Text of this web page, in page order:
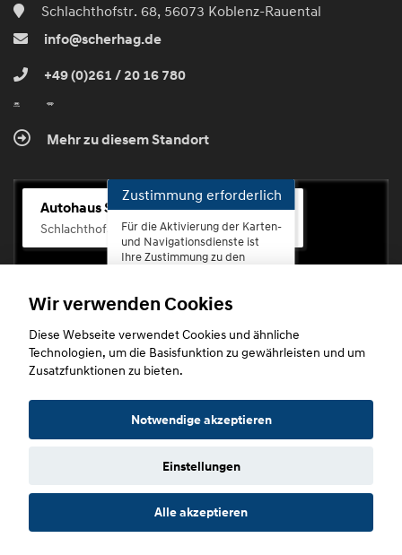
Schlachthofstr. 68, 56073 Koblenz-Rauental
info@scherhag.de
+49 (0)261 / 20 16 780
Mehr zu diesem Standort
Autohaus Scherhag
Schlachthofstr. 68, 56073 Koblenz-Rauental
Zustimmung erforderlich
Für die Aktivierung der Karten-
und Navigationsdienste ist
Ihre Zustimmung zu den
erforderlich.
Zustimmen
Copyright © 2026. Autohaus Scherhag
Datenschutz Impressum
Wir verwenden Cookies
Diese Webseite verwendet Cookies und ähnliche
Technologien, um die Basisfunktion zu gewährleisten und um
Zusatzfunktionen zu bieten.
Notwendige akzeptieren
Einstellungen
Alle akzeptieren